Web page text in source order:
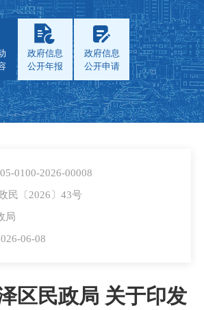
政府信息
公开年报
政府信息
公开申请
0100-2026-00008
民〔2026〕43号
局
06-08
区民政局 关于印发